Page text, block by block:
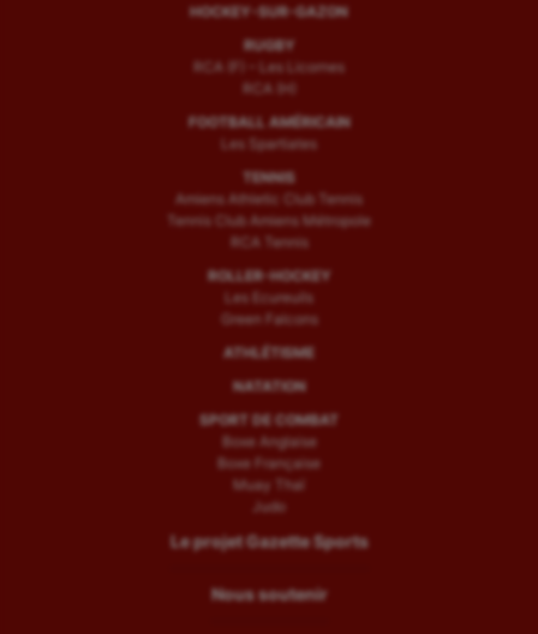
HOCKEY-SUR-GAZON
RUGBY
RCA (F) – Les Licornes
RCA (H)
FOOTBALL AMÉRICAIN
Les Spartiates
TENNIS
Amiens Athletic Club Tennis
Tennis Club Amiens Métropole
RCA Tennis
ROLLER-HOCKEY
Les Ecureuils
Green Falcons
ATHLÉTISME
NATATION
SPORT DE COMBAT
Boxe Anglaise
Boxe Française
Muay Thaï
Judo
Le projet Gazette Sports
Nous soutenir